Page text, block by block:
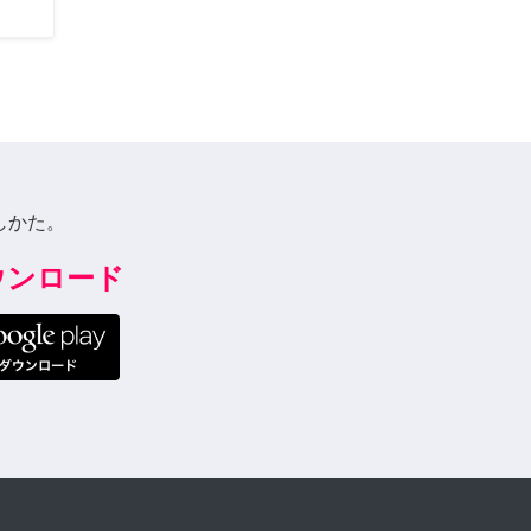
た。
ロード